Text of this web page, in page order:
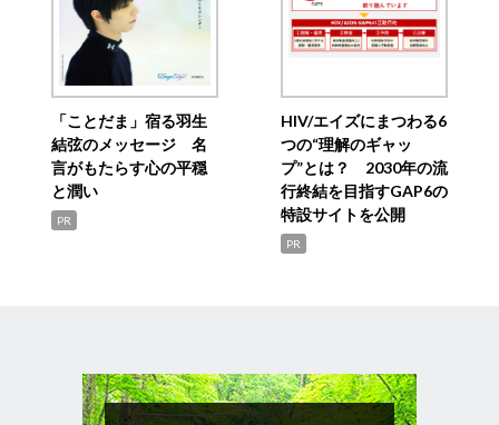
「ことだま」宿る羽生
結弦のメッセージ 名
言がもたらす心の平穏
と潤い
PR
HIV/エイズにまつわる6
つの“理解のギャッ
プ”とは？ 2030年の流
行終結を目指すGAP6の
特設サイトを公開
PR